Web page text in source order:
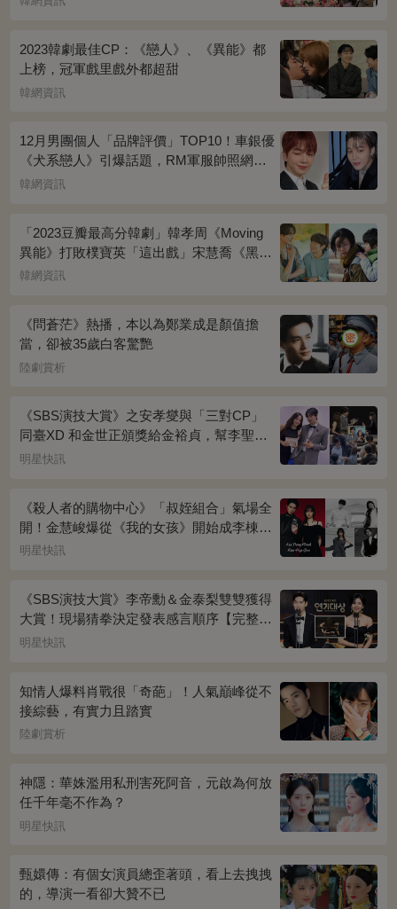
2023韓劇最佳CP：《戀人》、《異能》都
上榜，冠軍戲里戲外都超甜
韓網資訊
12月男團個人「品牌評價」TOP10！車銀優
《犬系戀人》引爆話題，RM軍服帥照網瘋
傳
韓網資訊
「2023豆瓣最高分韓劇」韓孝周《Moving
異能》打敗樸寶英「這出戲」宋慧喬《黑暗
榮耀》奪冠
韓網資訊
《問蒼茫》熱播，本以為鄭業成是顏值擔
當，卻被35歲白客驚艷
陸劇賞析
《SBS演技大賞》之安孝燮與「三對CP」
同臺XD 和金世正頒獎給金裕貞，幫李聖經
披外套超甜~
明星快訊
《殺人者的購物中心》「叔姪組合」氣場全
開！金慧峻爆從《我的女孩》開始成李棟旭
迷妹~
明星快訊
《SBS演技大賞》李帝勳＆金泰梨雙雙獲得
大賞！現場猜拳決定發表感言順序【完整得
獎名單】
明星快訊
知情人爆料肖戰很「奇葩」！人氣巔峰從不
接綜藝，有實力且踏實
陸劇賞析
神隱：華姝濫用私刑害死阿音，元啟為何放
任千年毫不作為？
明星快訊
甄嬛傳：有個女演員總歪著頭，看上去拽拽
的，導演一看卻大贊不已